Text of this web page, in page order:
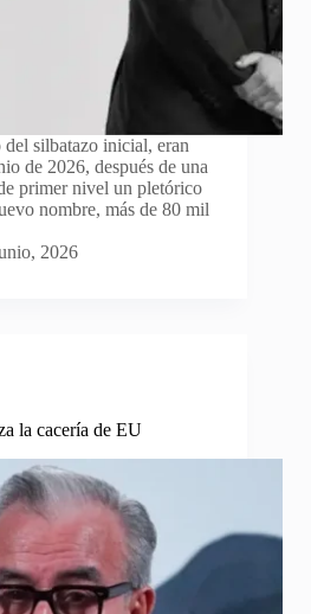
silbatazo inicial, eran
de 2026, después de una
primer nivel un pletórico
nombre, más de 80 mil
2026
la cacería de EU